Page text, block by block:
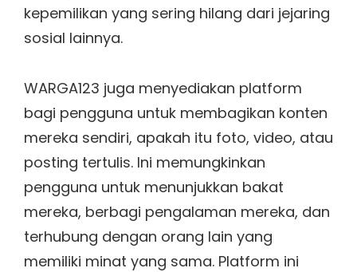
kepemilikan yang sering hilang dari jejaring
sosial lainnya.
WARGA123 juga menyediakan platform
bagi pengguna untuk membagikan konten
mereka sendiri, apakah itu foto, video, atau
posting tertulis. Ini memungkinkan
pengguna untuk menunjukkan bakat
mereka, berbagi pengalaman mereka, dan
terhubung dengan orang lain yang
memiliki minat yang sama. Platform ini